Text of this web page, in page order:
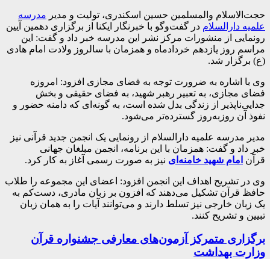
حجت‌الاسلام والمسلمین حسین اسکندری، تولیت و مدیر مدرسه
علمیه دارالسلام در گفت‌و‌گو با خبرنگار ایکنا از برگزاری دهمین آیین
رونمایی از منشورات مرکز نشر این مدرسه خبر داد و گفت: این
مراسم روز یازدهم خردادماه و همزمان با سالروز ولادت امام هادی
(ع) برگزار شد.
وی با اشاره به ضرورت توجه به فضای مجازی افزود: امروزه
فضای مجازی، به تعبیر رهبر شهید، به فضای حقیقی و بخش
جدایی‌ناپذیر از زندگی بدل شده است، به گونه‌ای که دامنه حضور و
نفوذ آن روزبه‌روز گسترده‌تر می‌شود.
مدیر مدرسه علمیه دارالسلام از رونمایی یک انجمن جدید قرآنی نیز
خبر داد و گفت: همزمان با این برنامه، انجمن مبلغان جهانی
قرآن امام شهید خامنه‌ای نیز به صورت رسمی آغاز به کار کرد.
وی در تشریح اهداف این انجمن افزود: اعضای این مجموعه را طلاب
حافظ قرآن تشکیل می‌دهند که افزون بر زبان مادری، دست‌کم به
یک زبان خارجی نیز تسلط دارند و می‌توانند آیات را به همان زبان
تبیین و تشریح کنند.
برگزاری متمرکز آزمون‌های معارفی جشنواره قرآن
وزارت بهداشت